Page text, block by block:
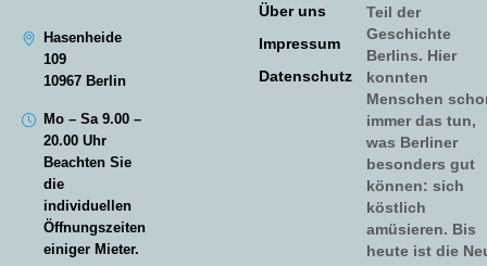
Hasenheide
109
10967 Berlin
Mo – Sa 9.00 –
20.00 Uhr
Beachten Sie
die
individuellen
Öffnungszeiten
einiger Mieter.
Über uns
Impressum
Datenschutz
Teil der
Geschichte
Berlins. Hier
konnten
Menschen
immer das tun,
was Berliner
besonders gut
können: sich
köstlich
amüsieren. Bis
heute ist die